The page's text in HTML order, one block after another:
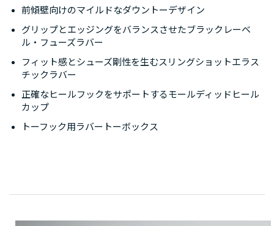
前傾壁向けのマイルドなダウントーデザイン
グリップとエッジングをバランスさせたブラックレーベ
ル・フューズラバー
フィット感とシューズ剛性を生むスリングショットエラス
チックラバー
正確なヒールフックをサポートするモールディッドヒール
カップ
トーフック用ラバートーボックス